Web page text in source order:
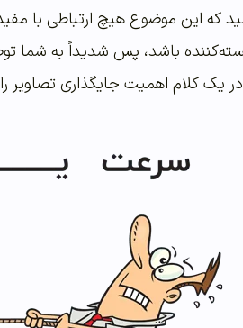
که این موضوع هیچ ارتباطی با
باشد، پس شدیداً به شما
در یک کلام اهمیت جایگذاری